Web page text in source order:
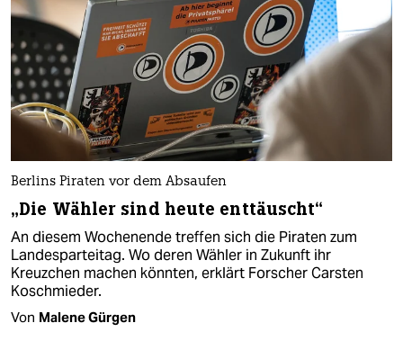
Berlins Piraten vor dem Absaufen
„Die Wähler sind heute enttäuscht“
An diesem Wochenende treffen sich die Piraten zum
Landesparteitag. Wo deren Wähler in Zukunft ihr
Kreuzchen machen könnten, erklärt Forscher Carsten
Koschmieder.
Von Malene Gürgen